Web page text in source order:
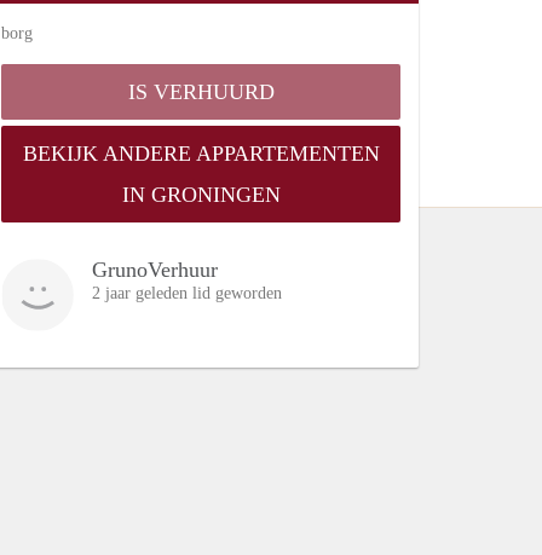
borg
IS VERHUURD
BEKIJK ANDERE APPARTEMENTEN
IN GRONINGEN
GrunoVerhuur
2 jaar geleden lid geworden